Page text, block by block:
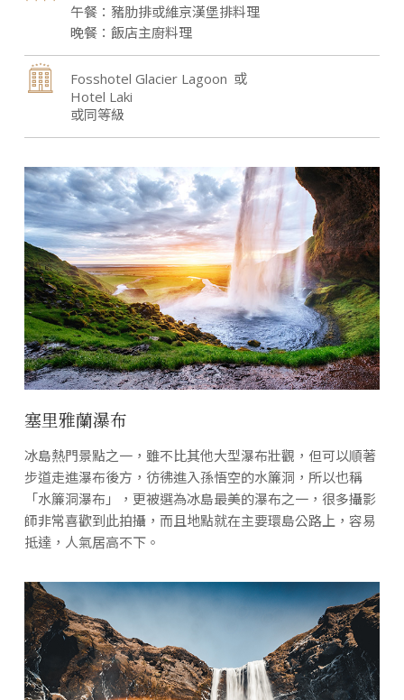
豬肋排或維京漢堡排料理
飯店主廚料理
Fosshotel Glacier Lagoon
Hotel Laki
或同等級
塞里雅蘭瀑布
冰島熱門景點之一，雖不比其他大型瀑布壯觀，但可以順著
步道走進瀑布後方，彷彿進入孫悟空的水簾洞，所以也稱
「水簾洞瀑布」，更被選為冰島最美的瀑布之一，很多攝影
師非常喜歡到此拍攝，而且地點就在主要環島公路上，容易
抵達，人氣居高不下。